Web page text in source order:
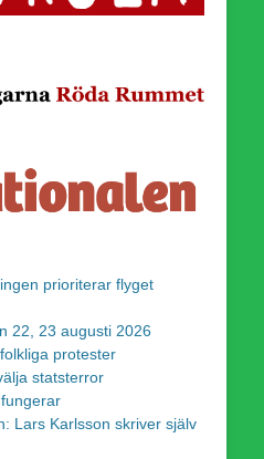
prioriterar flyget
22, 23 augusti 2026
protester
statsterror
Lars Karlsson skriver själv